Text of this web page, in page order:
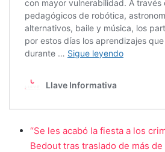
“Se les acabó la fiesta a los
Bedout tras traslado de más